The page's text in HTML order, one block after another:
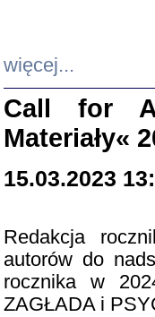
więcej...
Call for
Materiały«
15.03.2023
Redakcja
autorów do
rocznika w
ZAGŁADA i